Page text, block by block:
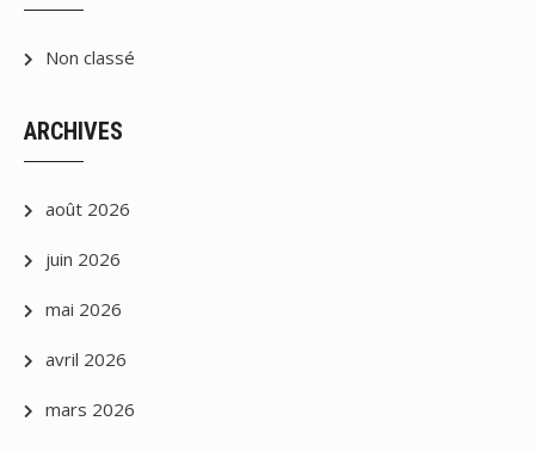
Non classé
ARCHIVES
août 2026
juin 2026
mai 2026
avril 2026
mars 2026